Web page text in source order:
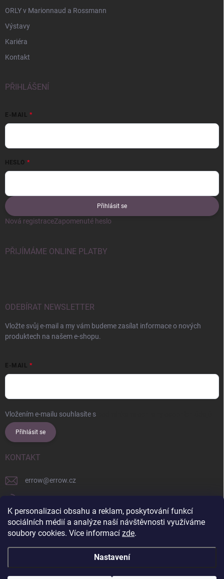
K personalizaci obsahu a reklam, poskytování funkcí
sociálních médií a analýze naší návštěvnosti využíváme
soubory cookies. Více informací zde.
Nastavení
ORLY v Marionnaud a Rossmann
Výstavy
Kariéra
Kontakt
PŘIHLÁŠENÍ
E-MAIL
HESLO
Přihlásit se
Nová registraceZapomenuté heslo
PŘIJÍMÁME ONLINE PLATBY
ODEBÍRAT NEWSLETTER
Vložte svůj e-mail a my vám budeme zasílat informace o nových
produktech na našem e-shopu.
E-MAIL
Vložením e-mailu souhlasíte s
Přihlásit se
KONTAKT
errow@errow.cz
explore/locations/957228892/